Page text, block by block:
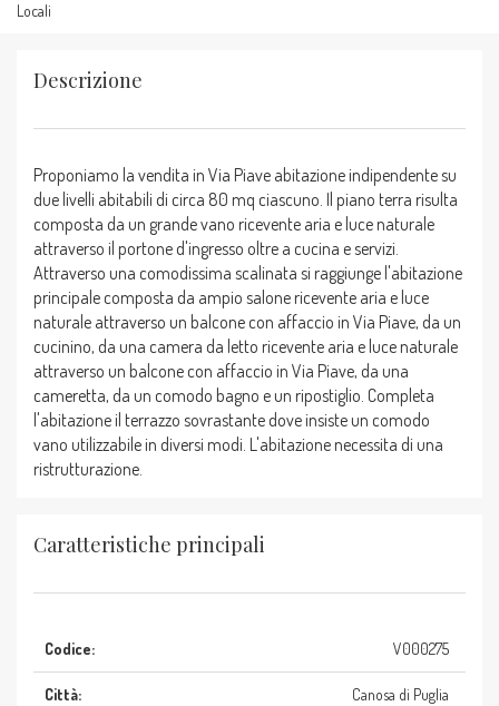
Locali
Descrizione
Proponiamo la vendita in Via Piave abitazione indipendente su
due livelli abitabili di circa 80 mq ciascuno. Il piano terra risulta
composta da un grande vano ricevente aria e luce naturale
attraverso il portone d'ingresso oltre a cucina e servizi.
Attraverso una comodissima scalinata si raggiunge l'abitazione
principale composta da ampio salone ricevente aria e luce
naturale attraverso un balcone con affaccio in Via Piave, da un
cucinino, da una camera da letto ricevente aria e luce naturale
attraverso un balcone con affaccio in Via Piave, da una
cameretta, da un comodo bagno e un ripostiglio. Completa
l'abitazione il terrazzo sovrastante dove insiste un comodo
vano utilizzabile in diversi modi. L'abitazione necessita di una
ristrutturazione.
Caratteristiche principali
Codice: V000275
Città: Canosa di Puglia